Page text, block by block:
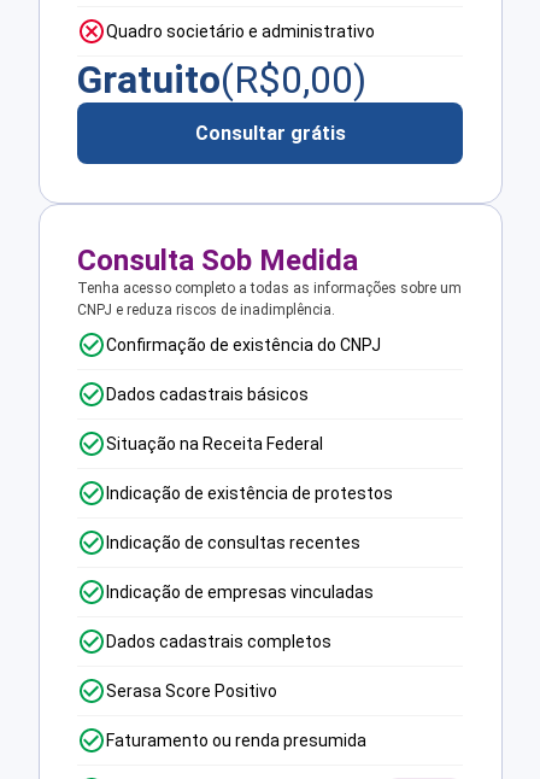
Quadro societário e administrativo
Gratuito(R$0,00)
Consultar grátis
Consulta Sob Medida
Tenha acesso completo a todas as informações sobre um
CNPJ e reduza riscos de inadimplência.
Confirmação de existência do CNPJ
Dados cadastrais básicos
Situação na Receita Federal
Indicação de existência de protestos
Indicação de consultas recentes
Indicação de empresas vinculadas
Dados cadastrais completos
Serasa Score Positivo
Faturamento ou renda presumida